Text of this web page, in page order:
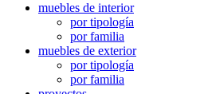
muebles de interior
por tipología
por familia
muebles de exterior
por tipología
por familia